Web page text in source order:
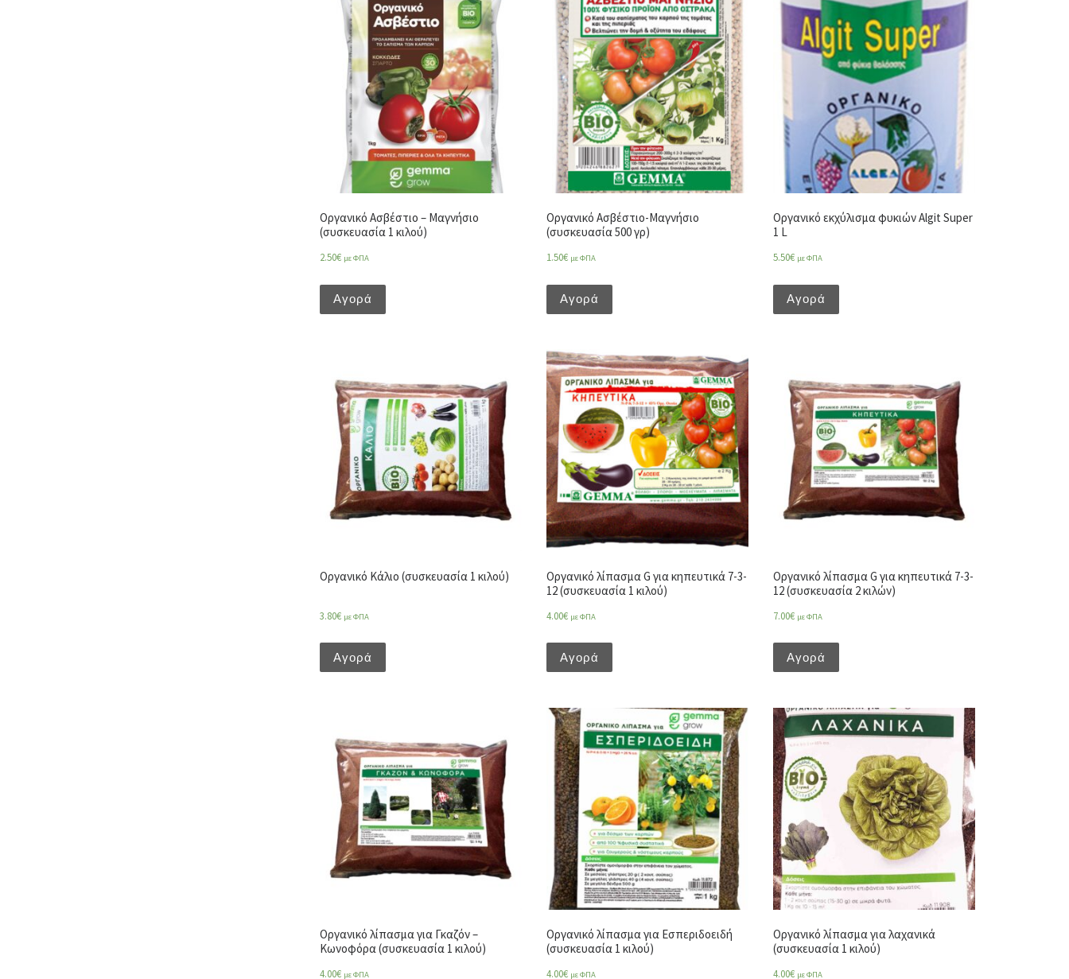
Οργανικό Ασβέστιο – Μαγνήσιο
(συσκευασία 1 κιλού)
2.50€ με ΦΠΑ
Αγορά
Οργανικό Ασβέστιο-Μαγνήσιο
(συσκευασία 500 γρ)
1.50€ με ΦΠΑ
Αγορά
Οργανικό εκχύλισμα φυκιών Algit Super
1 L
5.50€ με ΦΠΑ
Αγορά
Οργανικό Κάλιο (συσκευασία 1 κιλού)
3.80€ με ΦΠΑ
Αγορά
Οργανικό λίπασμα G για κηπευτικά 7-3-
12 (συσκευασία 1 κιλού)
4.00€ με ΦΠΑ
Αγορά
Οργανικό λίπασμα G για κηπευτικά 7-3-
12 (συσκευασία 2 κιλών)
7.00€ με ΦΠΑ
Αγορά
Οργανικό λίπασμα για Γκαζόν –
Κωνοφόρα (συσκευασία 1 κιλού)
4.00€ με ΦΠΑ
Οργανικό λίπασμα για Εσπεριδοειδή
(συσκευασία 1 κιλού)
4.00€ με ΦΠΑ
Οργανικό λίπασμα για λαχανικά
(συσκευασία 1 κιλού)
4.00€ με ΦΠΑ